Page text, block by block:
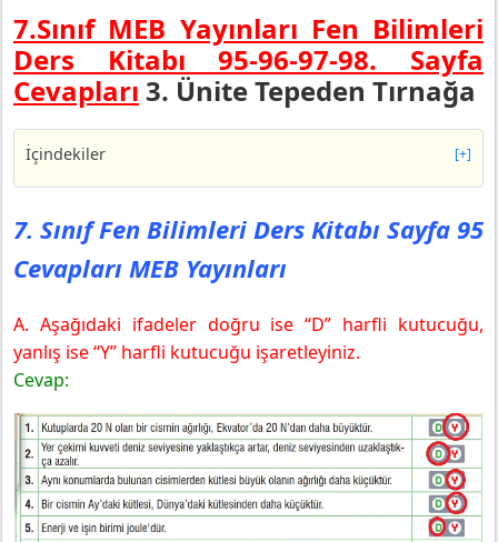
7.Sınıf MEB Yayınları Fen Bilimleri
Ders Kitabı 95-96-97-98. Sayfa
Cevapları 3. Ünite Tepeden Tırnağa
İçindekiler [+]
7. Sınıf Fen Bilimleri Ders Kitabı Sayfa 95 Cevapları
MEB Yayınları
7. Sınıf Fen Bilimleri Ders Kitabı Sayfa 96 Cevapları
MEB Yayınları
MEB Yayınları
7. Sınıf Fen Bilimleri Ders Kitabı Sayfa 98 Cevapları
MEB Yayınları
7. Sınıf Fen Bilimleri Ders Kitabı Sayfa 95
Cevapları MEB Yayınları
A. Aşağıdaki ifadeler doğru ise “D” harfli kutucuğu,
yanlış ise “Y” harfli kutucuğu işaretleyiniz.
Cevap: